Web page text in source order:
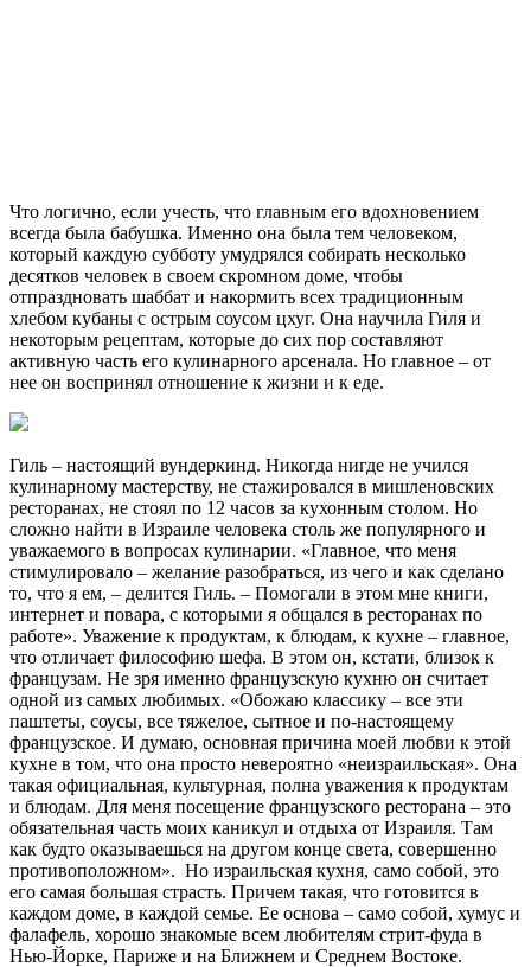
Что логично, если учесть, что главным его вдохновением
всегда была бабушка. Именно она была тем человеком,
который каждую субботу умудрялся собирать несколько
десятков человек в своем скромном доме, чтобы
отпраздновать шаббат и накормить всех традиционным
хлебом кубаны с острым соусом цхуг. Она научила Гиля и
некоторым рецептам, которые до сих пор составляют
активную часть его кулинарного арсенала. Но главное – от
нее он воспринял отношение к жизни и к еде.
Гиль – настоящий вундеркинд. Никогда нигде не учился
кулинарному мастерству, не стажировался в мишленовских
ресторанах, не стоял по 12 часов за кухонным столом. Но
сложно найти в Израиле человека столь же популярного и
уважаемого в вопросах кулинарии. «Главное, что меня
стимулировало – желание разобраться, из чего и как сделано
то, что я ем, – делится Гиль. – Помогали в этом мне книги,
интернет и повара, с которыми я общался в ресторанах по
работе». Уважение к продуктам, к блюдам, к кухне – главное,
что отличает философию шефа. В этом он, кстати, близок к
французам. Не зря именно французскую кухню он считает
одной из самых любимых. «Обожаю классику – все эти
паштеты, соусы, все тяжелое, сытное и по-настоящему
французское. И думаю, основная причина моей любви к этой
кухне в том, что она просто невероятно «неизраильская». Она
такая официальная, культурная, полна уважения к продуктам
и блюдам. Для меня посещение французского ресторана – это
обязательная часть моих каникул и отдыха от Израиля. Там
как будто оказываешься на другом конце света, совершенно
противоположном». Но израильская кухня, само собой, это
его самая большая страсть. Причем такая, что готовится в
каждом доме, в каждой семье. Ее основа – само собой, хумус и
фалафель, хорошо знакомые всем любителям стрит-фуда в
Нью-Йорке, Париже и на Ближнем и Среднем Востоке.